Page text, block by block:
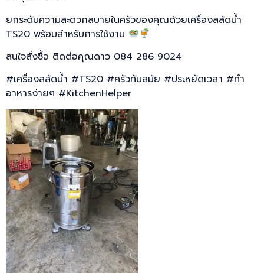
ยกระดับความสะดวกสบายในครัวของคุณด้วยเครื่องสลัดน้ำ
TS20 พร้อมสำหรับการใช้งาน
สนใจสั่งซื้อ ติดต่อคุณดาว 084 286 9024
#เครื่องสลัดน้ำ #TS20 #ครัวทันสมัย #ประหยัดเวลา #ทำ
อาหารง่ายๆ #KitchenHelper